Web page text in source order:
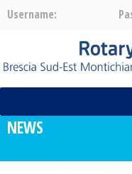
Username:
NEWS